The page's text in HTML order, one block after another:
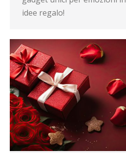
idee regalo!